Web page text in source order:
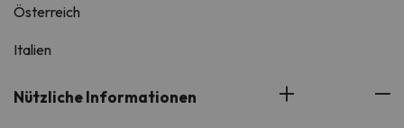
Österreich
Italien
Nützliche Informationen